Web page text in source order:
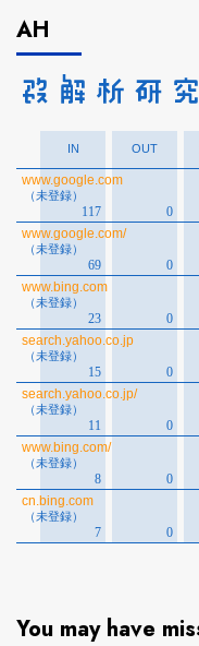
AH
You may have